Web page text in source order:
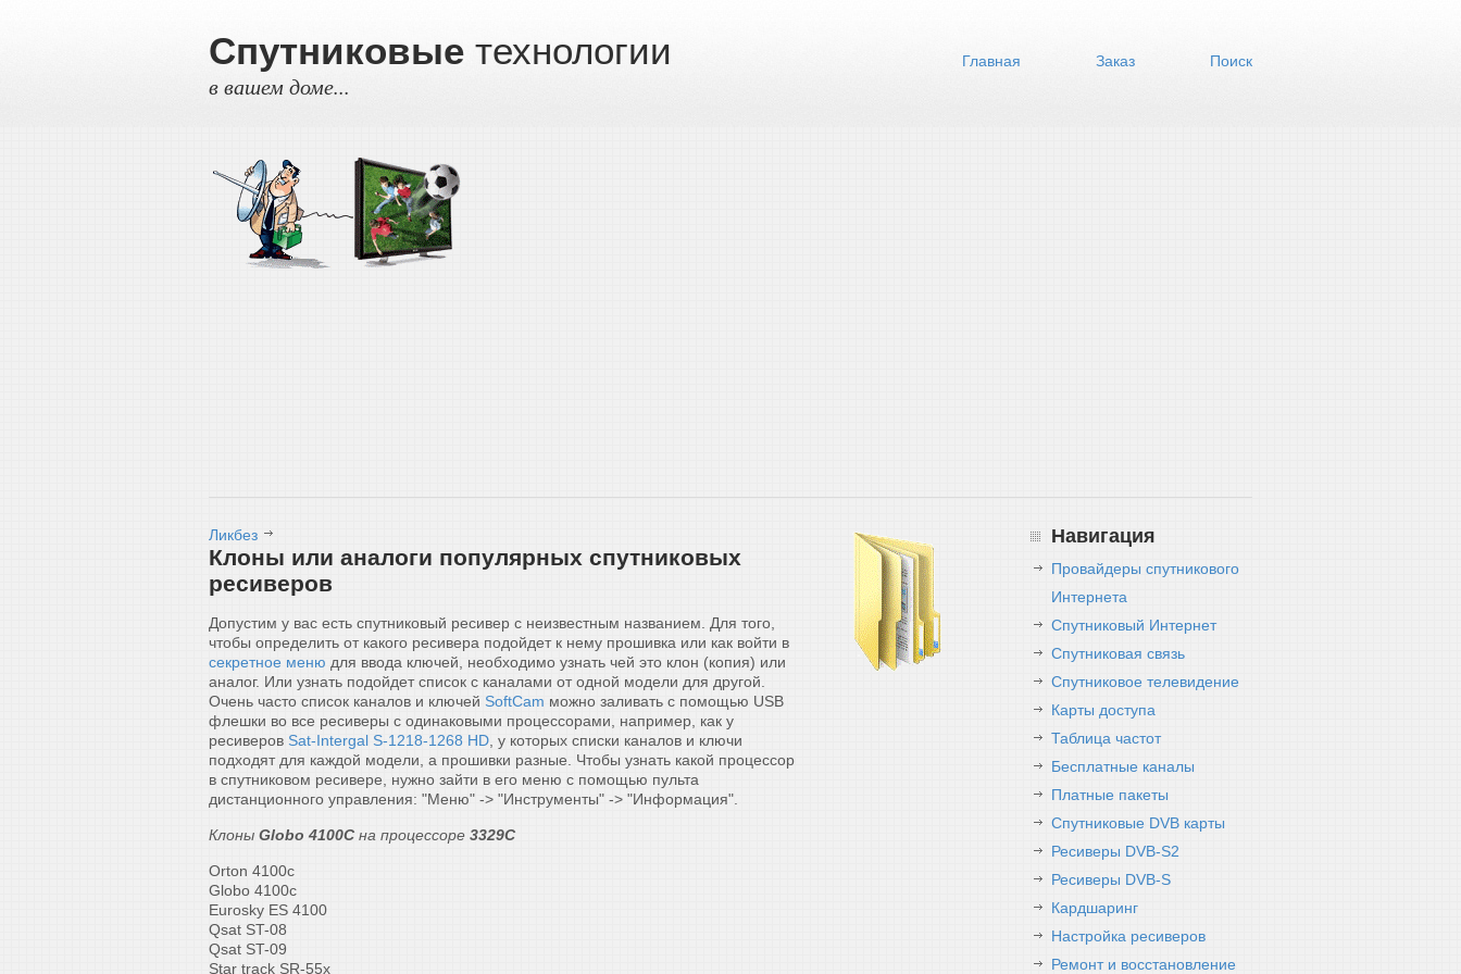
Спутниковые технологии
в вашем доме...
Главная Заказ Поиск
Ликбез
Клоны или аналоги популярных спутниковых
ресиверов
Допустим у вас есть спутниковый ресивер с неизвестным названием. Для того,
чтобы определить от какого ресивера подойдет к нему прошивка или как войти в
секретное меню для ввода ключей, необходимо узнать чей это клон (копия) или
аналог. Или узнать подойдет список с каналами от одной модели для другой.
Очень часто список каналов и ключей SoftCam можно заливать с помощью USB
флешки во все ресиверы с одинаковыми процессорами, например, как у
ресиверов Sat-Intergal S-1218-1268 HD , у которых списки каналов и ключи
подходят для каждой модели, а прошивки разные. Чтобы узнать какой процессор
в спутниковом ресивере, нужно зайти в его меню с помощью пульта
дистанционного управления: "Меню" -> "Инструменты" -> "Информация".
Клоны Globo 4100C на процессоре 3329C
Orton 4100c
Globo 4100c
Eurosky ES 4100
Qsat ST-08
Qsat ST-09
Star track SR-55x
Навигация
Провайдеры спутникового
Интернета
Спутниковый Интернет
Спутниковая связь
Спутниковое телевидение
Карты доступа
Таблица частот
Бесплатные каналы
Платные пакеты
Спутниковые DVB карты
Ресиверы DVB-S2
Ресиверы DVB-S
Кардшаринг
Настройка ресиверов
Ремонт и восстановление